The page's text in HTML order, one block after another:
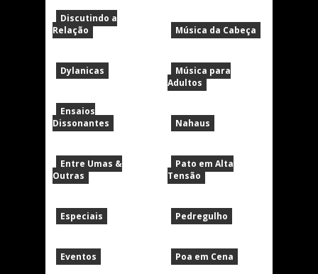
Discutindo a
Relação
Dylanicas
Ensaios
Dissonantes
Entre Umas &
Outras
Especiais
Eventos
Música da Cabeça
Música para
Adultos
Nahaus
Pato em Alta
Tensão
Pedregulho
Poa em Cena